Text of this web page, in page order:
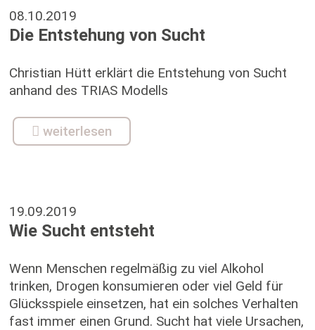
08.10.2019
Die Entstehung von Sucht
Christian Hütt erklärt die Entstehung von Sucht
anhand des TRIAS Modells
weiterlesen
19.09.2019
Wie Sucht entsteht
Wenn Menschen regelmäßig zu viel Alkohol
trinken, Drogen konsumieren oder viel Geld für
Glücksspiele einsetzen, hat ein solches Verhalten
fast immer einen Grund. Sucht hat viele Ursachen,